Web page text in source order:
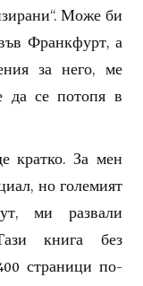
Може би
във Франкфурт, а
за него, ме
да се потопя в
кратко. За мен
но големият
ми развали
книга без
страници по-